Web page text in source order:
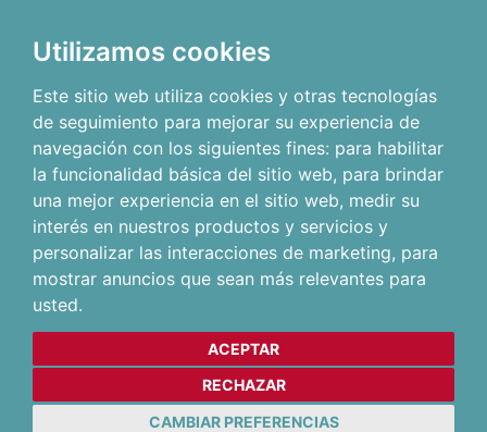
Utilizamos cookies
Este sitio web utiliza cookies y otras tecnologías
de seguimiento para mejorar su experiencia de
navegación con los siguientes fines: para habilitar
la funcionalidad básica del sitio web, para brindar
una mejor experiencia en el sitio web, medir su
interés en nuestros productos y servicios y
personalizar las interacciones de marketing, para
mostrar anuncios que sean más relevantes para
usted.
ACEPTAR
RECHAZAR
CAMBIAR PREFERENCIAS